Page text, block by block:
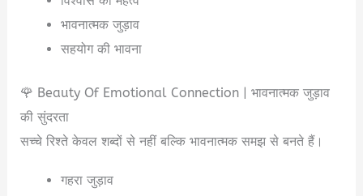
भावनात्मक जुड़ाव
सहयोग की भावना
🌹 Beauty Of Emotional Connection | भावनात्मक जुड़ाव
की सुंदरता
सच्चे रिश्ते केवल शब्दों से नहीं बल्कि भावनात्मक समझ से बनते हैं।
गहरा जुड़ाव